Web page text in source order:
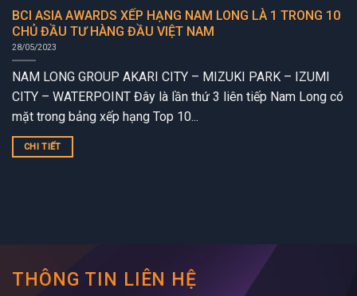
BCI ASIA AWARDS XẾP HẠNG NAM LONG LÀ 1 TRONG 10
CHỦ ĐẦU TƯ HÀNG ĐẦU VIỆT NAM
28/05/2023
NAM LONG GROUP AKARI CITY – MIZUKI PARK – IZUMI
CITY – WATERPOINT Đây là lần thứ 3 liên tiếp Nam Long có
mặt trong bảng xếp hạng Top 10...
CHI TIẾT
THÔNG TIN LIÊN HỆ